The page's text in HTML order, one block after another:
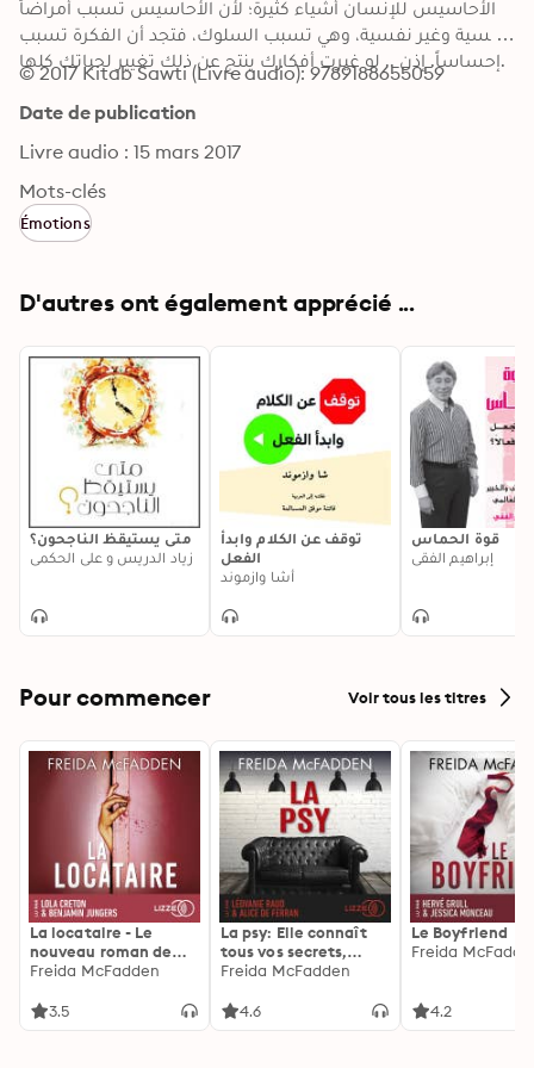
الأحاسيس للإنسان أشياء كثيرة؛ لأن الأحاسيس تسبب أمراضاً
نفسية وغير نفسية، وهي تسبب السلوك، فتجد أن الفكرة تسبب
إحساساً. إذن .. لو غيرت أفكارك ينتج عن ذلك تغيير لحياتك كلها.
© 2017 Kitab Sawti (Livre audio): 9789188655059
Date de publication
Livre audio : 15 mars 2017
Mots-clés
Émotions
D'autres ont également apprécié ...
متى يستيقظ الناجحون؟
زياد الدريس و علي الحكمي
توقف عن الكلام وابدأ
الفعل
أشا وازموند
قوة الحماس
إبراهيم الفقي
Pour commencer Voir tous les titres
La locataire - Le
nouveau roman de
l'autrice de La femme
Freida McFadden
3.5
La psy: Elle connaît
tous vos secrets,
découvrez les siens ...
Freida McFadden
4.6
Le Boyfriend
Freida
4.2